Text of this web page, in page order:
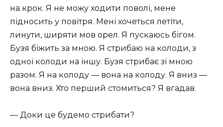
на крок. Я не можу ходити поволі, мене
підносить у повітря. Мені хочеться летіти,
линути, ширяти мов орел. Я пускаюсь бігом.
Бузя біжить за мною. Я стрибаю на колоди, з
одної колоди на іншу. Бузя стрибає зі мною
разом. Я на колоду — вона на колоду. Я вниз —
вона вниз. Хто перший стомиться? Я вгадав.
— Доки це будемо стрибати?